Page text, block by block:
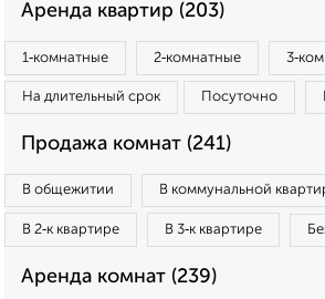
Аренда квартир (203)
1‑комнатные 2‑комнатные
На длительный срок Посуточно
Продажа комнат (241)
В общежитии В коммунальной
В 2‑к квартире В 3‑к квартире
Аренда комнат (239)